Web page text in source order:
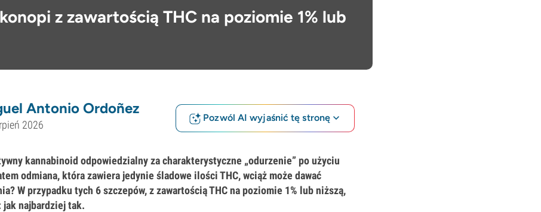
z zawartością THC na poziomie 1% lub
Antonio Ordoñez
2026
Pozwól AI wyjaśnić tę stronę
kannabinoid odpowiedzialny za charakterystyczne „odurzenie” po użyciu
odmiana, która zawiera jedynie śladowe ilości THC, wciąż może dawać
W przypadku tych 6 szczepów, z zawartością THC na poziomie 1% lub niższą,
najbardziej tak.